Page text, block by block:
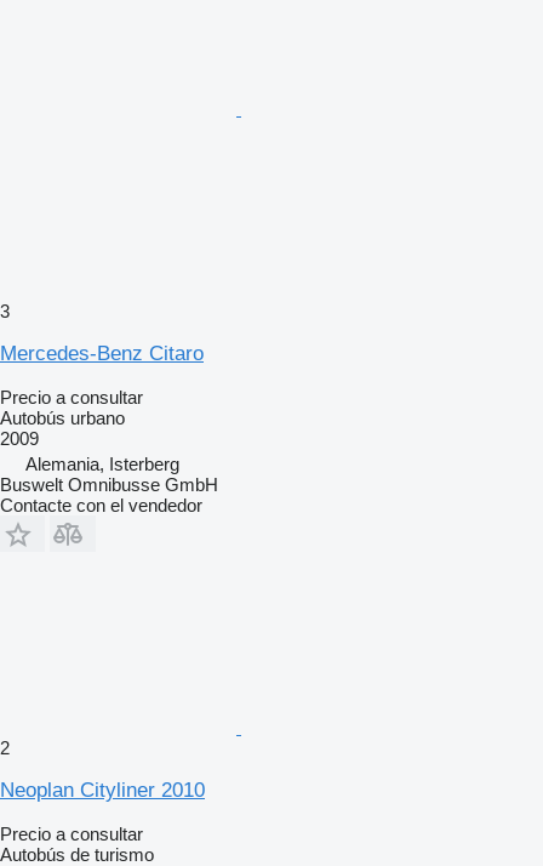
3
Mercedes-Benz Citaro
Precio a consultar
Autobús urbano
2009
Alemania, Isterberg
Buswelt Omnibusse GmbH
Contacte con el vendedor
2
Neoplan Cityliner 2010
Precio a consultar
Autobús de turismo